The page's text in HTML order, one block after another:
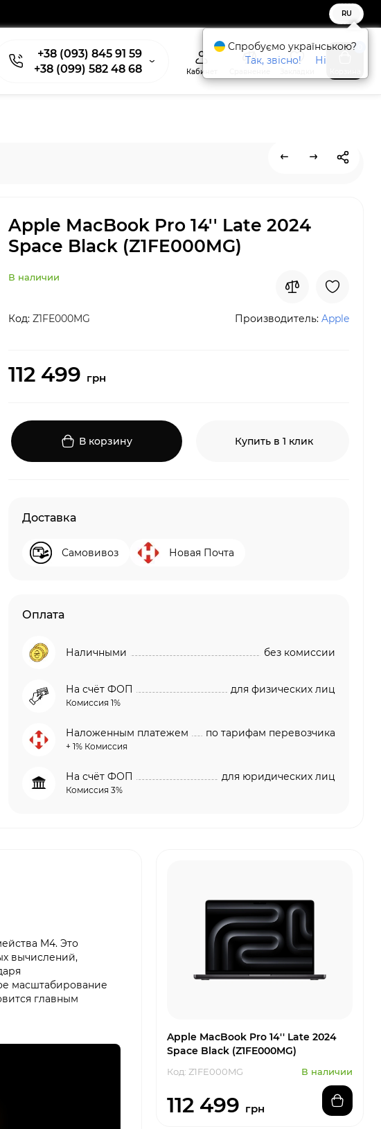
RU
+38 (093) 845 91 59
+38 (099) 582 48 68
Кабинет
Apple MacBook Pro 14'' Late 2024
Space Black (Z1FE000MG)
В наличии
Код: Z1FE000MG Производитель: Apple
112 499 грн
В корзину Купить в 1 клик
Доставка
Самовивоз Новая Почта
Оплата
Наличными без комиссии
На счёт ФОП
Комиссия 1%
для физических лиц
Наложенным платежем
+ 1% Комиссия
по тарифам перевозчика
На счёт ФОП
Комиссия 3%
для юридических лиц
M4. Это
вычислений,
масштабирование
главным
Apple MacBook Pro 14'' Late 2024
Space Black (Z1FE000MG)
Код: Z1FE000MG В наличии
112 499 грн
Спробуємо українською?
Так, звісно!
Ні